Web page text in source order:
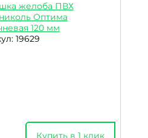
желоба ПВХ
Оптима
120 мм
19629
Купить в 1 клик